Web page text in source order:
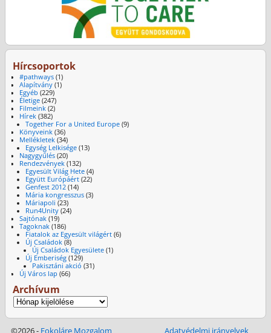
Hírcsoportok
#pathways(1)
Alapítvány(1)
Egyéb (229)
Életige(247)
Filmeink(2)
Hírek(382)
Together For a United Europe (9)
Könyveink(36)
Mellékletek(34)
Egység Lelkisége (13)
Nagygyűlés(20)
Rendezvények(132)
Egyesült Világ Hete (4)
Együtt Európáért (22)
Genfest 2012 (14)
Mária kongresszus (3)
Máriapoli (23)
Run4Unity (24)
Sajtónak(19)
Tagoknak(186)
Fiatalok az Egyesült világért (6)
Új Családok (8)
Új Családok Egyesülete(1)
Új Emberiség (129)
Pakisztáni akció (31)
Új Város lap (66)
Archívum
©2026 - Fokoláre Mozgalom Adatvédelmi irányelvek